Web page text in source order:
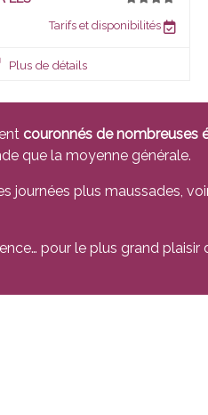
Tarifs et disponibilités
Plus de détails
couronnés de nombreuses
que la moyenne générale.
journées plus maussades,
pour le plus grand plaisir